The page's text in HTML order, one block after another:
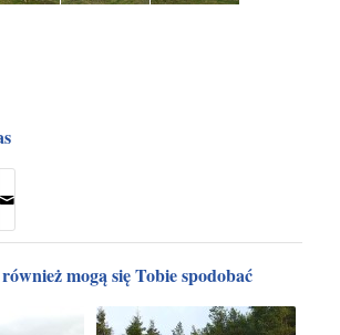
mogą się Tobie spodobać